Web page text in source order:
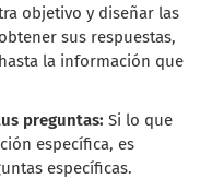
objetivo y diseñar las
sus respuestas,
la información que
preguntas: Si lo que
específica, es
específicas.